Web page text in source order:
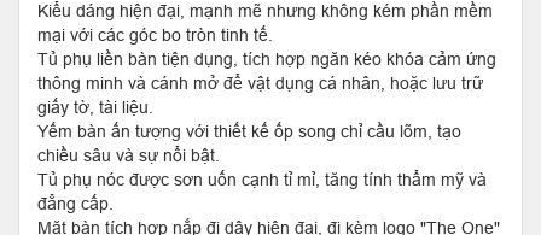
Kiểu dáng hiện đại, mạnh mẽ nhưng không kém phần mềm
mại với các góc bo tròn tinh tế.
Tủ phụ liền bàn tiện dụng, tích hợp ngăn kéo khóa cảm ứng
thông minh và cánh mở để vật dụng cá nhân, hoặc lưu trữ
giấy tờ, tài liệu.
Yếm bàn ấn tượng với thiết kế ốp song chỉ cầu lõm, tạo
chiều sâu và sự nổi bật.
Tủ phụ nóc được sơn uốn cạnh tỉ mỉ, tăng tính thẩm mỹ và
đẳng cấp.
Mặt bàn tích hợp nắp đi dây hiện đại, đi kèm logo "The One"